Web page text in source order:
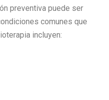
preventiva puede ser
comunes que
incluyen: